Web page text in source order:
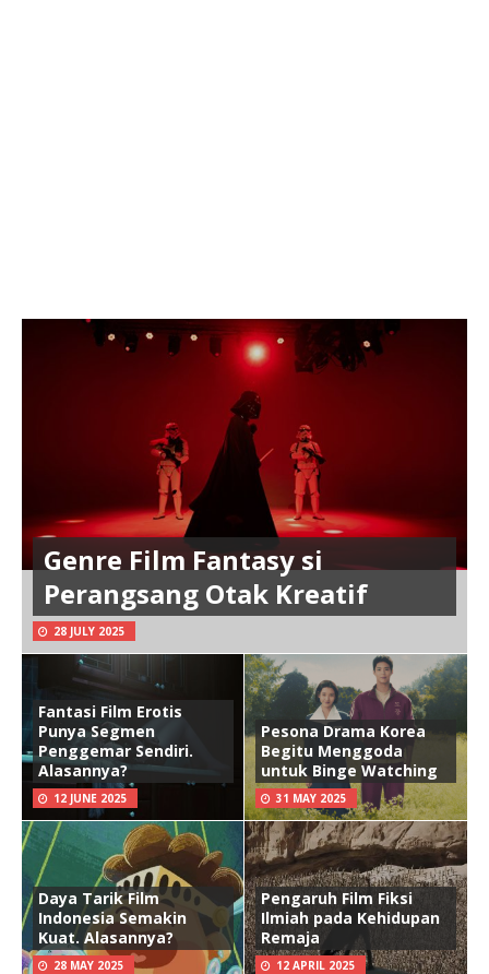
Genre Film Fantasy si
Perangsang Otak Kreatif
28 JULY 2025
Fantasi Film Erotis
Punya Segmen
Penggemar Sendiri.
Alasannya?
12 JUNE 2025
Pesona Drama Korea
Begitu Menggoda
untuk Binge Watching
31 MAY 2025
Daya Tarik Film
Indonesia Semakin
Kuat. Alasannya?
28 MAY 2025
Pengaruh Film Fiksi
Ilmiah pada Kehidupan
Remaja
12 APRIL 2025